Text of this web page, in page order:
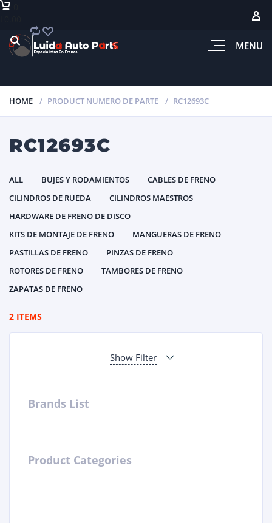
MENU
HOME PRODUCT NUMERO DE PARTE RC12693C
RC12693C
ALL BUJES Y RODAMIENTOS
CABLES DE FRENO
CILINDROS DE RUEDA
CILINDROS MAESTROS
HARDWARE DE FRENO DE DISCO
KITS DE MONTAJE DE FRENO
MANGUERAS DE FRENO
PASTILLAS DE FRENO
PINZAS DE FRENO
ROTORES DE FRENO
TAMBORES DE FRENO
ZAPATAS DE FRENO
2 ITEMS
Show Filter
Brands List
Product Categories